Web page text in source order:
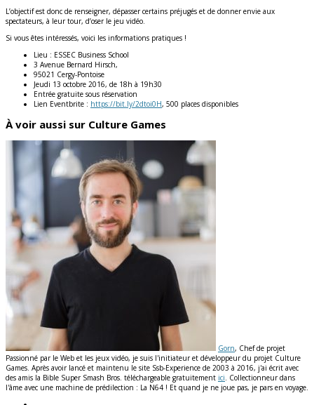
L’objectif est donc de renseigner, dépasser certains préjugés et de donner envie aux
spectateurs, à leur tour, d’oser le jeu vidéo.
Si vous êtes intéressés, voici les informations pratiques !
Lieu : ESSEC Business School
3 Avenue Bernard Hirsch,
95021 Cergy-Pontoise
Jeudi 13 octobre 2016, de 18h à 19h30
Entrée gratuite sous réservation
Lien Eventbrite : https://bit.ly/2dtoi0H, 500 places disponibles
À voir aussi sur Culture Games
Gorn, Chef de projet
Passionné par le Web et les jeux vidéo, je suis l'initiateur et développeur du projet Culture
Games. Après avoir lancé et maintenu le site Ssb-Experience de 2003 à 2016, j'ai écrit avec
des amis la Bible Super Smash Bros. téléchargeable gratuitement ici . Collectionneur dans
l'âme avec une machine de prédilection : La N64 ! Et quand je ne joue pas, je pars en voyage.